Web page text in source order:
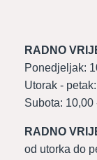
RADNO
Ponedjeljak:
Utorak -
Subota: 10,00
RADNO
od utorka do